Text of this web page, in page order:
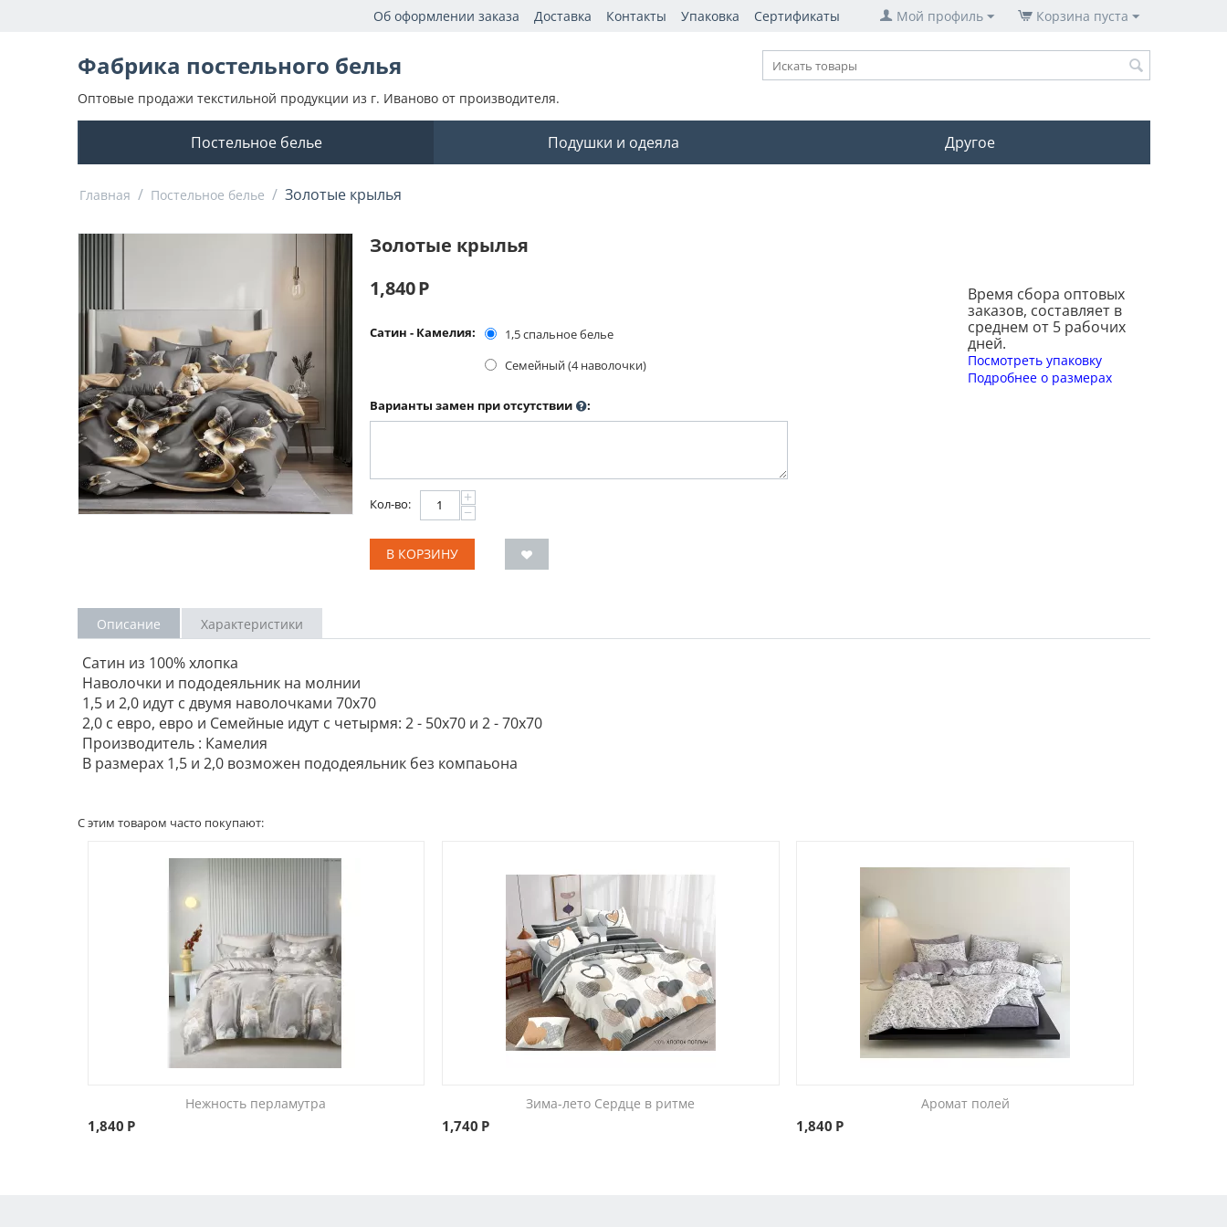
Корзина пуста
Мой профиль
Об оформлении заказа Доставка Контакты Упаковка Сертификаты
Фабрика постельного белья
Оптовые продажи текстильной продукции из г. Иваново от производителя.
Постельное белье Подушки и одеяла Другое
Главная / Постельное белье / Золотые крылья
Золотые крылья
Время сбора оптовых
заказов, составляет в
среднем от 5 рабочих
дней.
Посмотреть упаковку
Подробнее о размерах
1,840Р
Сатин - Камелия:
1,5 спальное белье
Семейный (4 наволочки)
Варианты замен при отсутствии :
Кол-во: +
−
В КОРЗИНУ
Описание Характеристики
Сатин из 100% хлопка
Наволочки и пододеяльник на молнии
1,5 и 2,0 идут с двумя наволочками 70х70
2,0 с евро, евро и Семейные идут с четырмя: 2 - 50х70 и 2 - 70х70
Производитель : Камелия
В размерах 1,5 и 2,0 возможен пододеяльник без компаьона
С этим товаром часто покупают:
Нежность перламутра
1,840 Р
Зима-лето Сердце в ритме
1,740 Р
Аромат полей
1,840 Р